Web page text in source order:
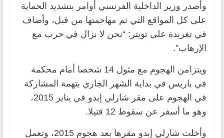
وأصدر وزير الداخلية الفرنسي أوامر بتشديد الحماية
على كل المواقع التي تم مهاجمتها من قبل، وأضاف
في تغريدة على تويتر: “نحن لا نزال في حرب مع
الإرهاب”.
ويتزامن الهجوم مع مثول 14 شخصا أمام محكمة
في باريس في بداية الشهر الجاري بتهمة المشاركة
في الهجوم على مقر شارلي إبدو في يناير 2015،
وهو ما أسفر عن سقوط 12 قتيلا.
وأخلت شارلي إبدو مقرها بعد هجوم 2015، وتعمل